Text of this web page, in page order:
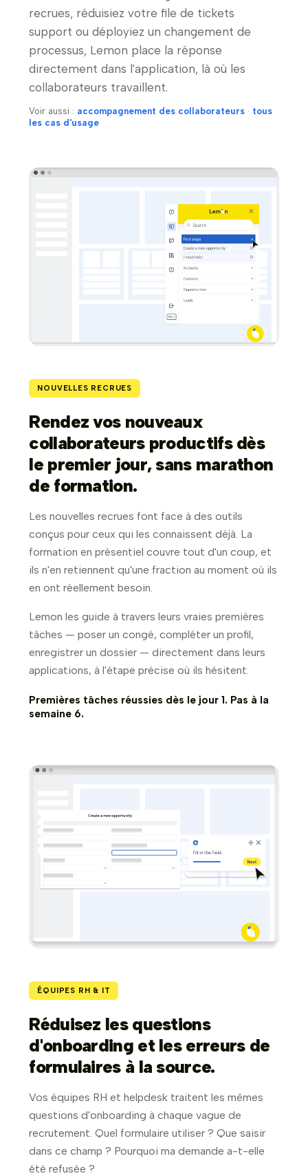
recrues, réduisiez votre file de tickets
support ou déployiez un changement de
processus, Lemon place la réponse
directement dans l'application, là où les
collaborateurs travaillent.
Voir aussi : accompagnement des collaborateurs · tous
les cas d'usage
NOUVELLES RECRUES
Rendez vos nouveaux
collaborateurs productifs dès
le premier jour, sans marathon
de formation.
Les nouvelles recrues font face à des outils
conçus pour ceux qui les connaissent déjà. La
formation en présentiel couvre tout d'un coup, et
ils n'en retiennent qu'une fraction au moment où ils
en ont réellement besoin.
Lemon les guide à travers leurs vraies premières
tâches — poser un congé, compléter un profil,
enregistrer un dossier — directement dans leurs
applications, à l'étape précise où ils hésitent.
Premières tâches réussies dès le jour 1. Pas à la
semaine 6.
ÉQUIPES RH & IT
Réduisez les questions
d'onboarding et les erreurs de
formulaires à la source.
Vos équipes RH et helpdesk traitent les mêmes
questions d'onboarding à chaque vague de
recrutement. Quel formulaire utiliser ? Que saisir
dans ce champ ? Pourquoi ma demande a-t-elle
été refusée ?